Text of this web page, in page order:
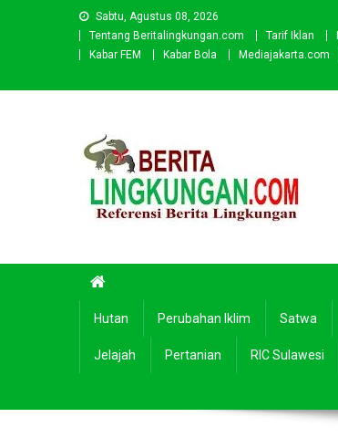
Sabtu, Agustus 08, 2026
Tentang Beritalingkungan.com
Tarif Iklan
Kabar FEM
Kabar Bola Mediajakarta.com
Hutan Perubahan Iklim Satwa
Jelajah Pertanian RIC Sulawesi